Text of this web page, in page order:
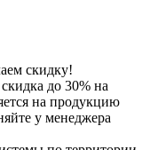
скидку!
до 30% на
на продукцию
у менеджера